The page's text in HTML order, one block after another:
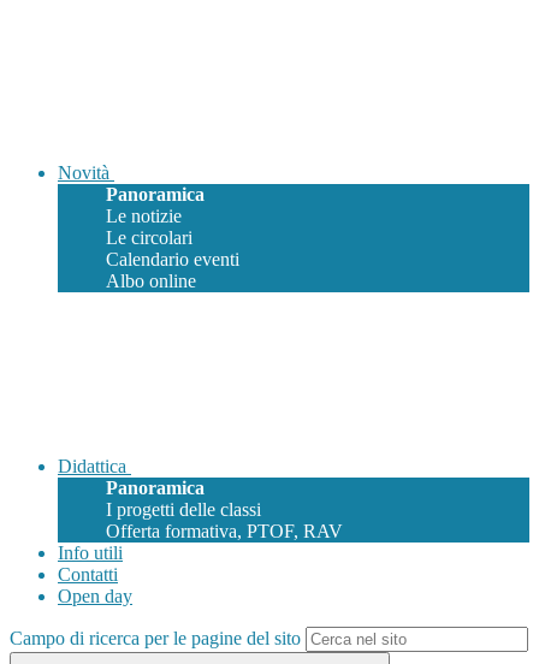
Novità
Panoramica
Le notizie
Le circolari
Calendario eventi
Albo online
Didattica
Panoramica
I progetti delle classi
Offerta formativa, PTOF, RAV
Info utili
Contatti
Open day
Campo di ricerca per le pagine del sito